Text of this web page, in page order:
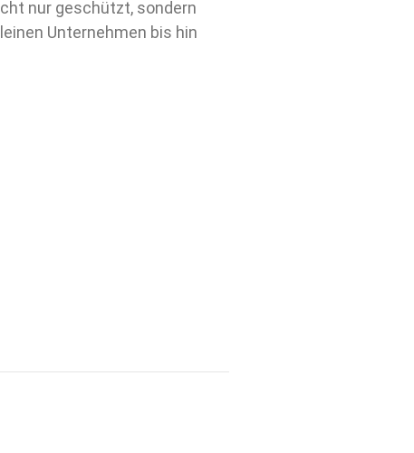
nur geschützt, sondern
Unternehmen bis hin